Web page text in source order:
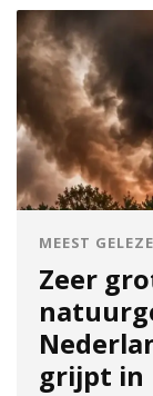
MEEST
Zeer
grijpt in